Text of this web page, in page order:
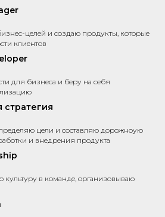
целей и создаю продукты, которые
клиентов
для бизнеса и беру на себя
стратегия
цели и составляю дорожноую
и внедрения продукта
в команде, организовываю